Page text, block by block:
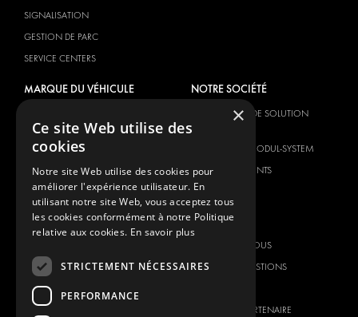
SIGNALISATION
GESTION DE PARC
SERVICE CENTERS
MARQUE DU VÉHICULE
DACIA
FORD
HYUNDAI
IVECO
MAXUS
MERCEDES
NISSAN
NOTRE SOCIÉTÉ
FOURNISSEUR DE SOLUTION
GLOBALE
À PROPOS DE MODUL-SYSTEM
TÉLÉCHARGEMENTS
NOUVELLES
CONTACT
CONTACTEZ-NOUS
FOIRE AUX QUESTIONS
DEVENIR UN PARTENAIRE
×
Ce site Web utilise des
cookies
Notre site Web utilise des cookies pour
améliorer l'expérience utilisateur. En
utilisant notre site Web, vous acceptez tous
les cookies conformément à notre Politique
relative aux cookies. En savoir plus
STRICTEMENT NÉCESSAIRES
PERFORMANCE